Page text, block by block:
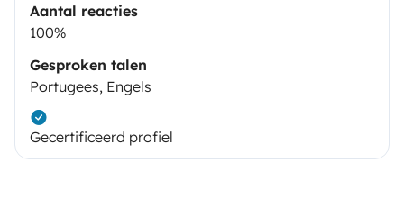
Aantal reacties
100%
Gesproken talen
Portugees, Engels
Gecertificeerd profiel